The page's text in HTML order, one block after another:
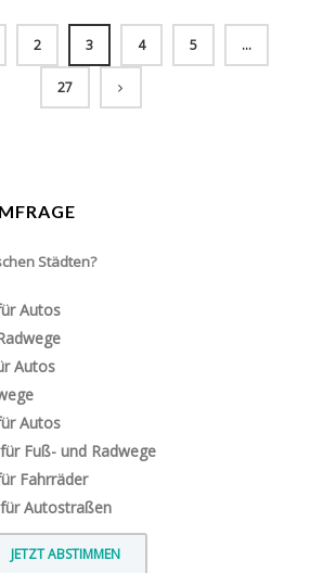
2 3 4 5 …
27
Städten?
Autos
Autos
Autos
Fuß- und Radwege
Fahrräder
Autostraßen